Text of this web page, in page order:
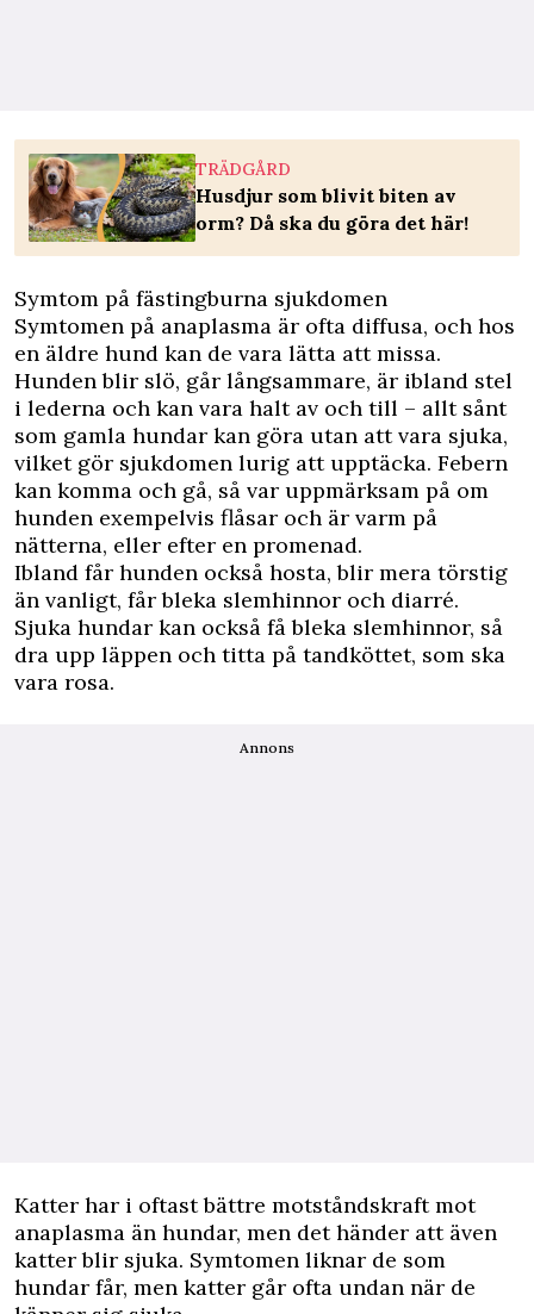
TRÄDGÅRD
Husdjur som blivit biten av
orm? Då ska du göra det här!
Symtom på fästingburna sjukdomen
Symtomen på anaplasma är ofta diffusa, och hos
en äldre hund kan de vara lätta att missa.
Hunden blir slö, går långsammare, är ibland stel
i lederna och kan vara halt av och till – allt sånt
som gamla hundar kan göra utan att vara sjuka,
vilket gör sjukdomen lurig att upptäcka. Febern
kan komma och gå, så var uppmärksam på om
hunden exempelvis flåsar och är varm på
nätterna, eller efter en promenad.
Ibland får hunden också hosta, blir mera törstig
än vanligt, får bleka slemhinnor och diarré.
Sjuka hundar kan också få bleka slemhinnor, så
dra upp läppen och titta på tandköttet, som ska
vara rosa.
Annons
Katter har i oftast bättre motståndskraft mot
anaplasma än hundar, men det händer att även
katter blir sjuka. Symtomen liknar de som
hundar får, men katter går ofta undan när de